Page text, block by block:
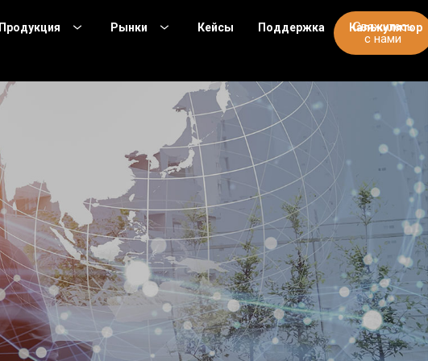
Продукция Рынки Кейсы Поддержка Калькулятор
Свяжитесь
с нами